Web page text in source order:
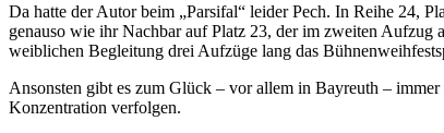
Da hatte der Autor beim „Parsifal“ leider Pech. In Reihe 24,
genauso wie ihr Nachbar auf Platz 23, der im zweiten
weiblichen Begleitung drei Aufzüge lang das
Ansonsten gibt es zum Glück – vor allem in Bayreuth –
Konzentration verfolgen.